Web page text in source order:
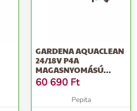
GARDENA AQUACLEAN
24/18V P4A
MAGASNYOMÁSÚ
MÓSÓ AKKUMULÁTOR
NÉLKÜL
60 690 Ft
Pepita